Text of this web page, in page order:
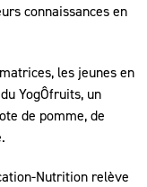
connaissances en
les jeunes en
YogÔfruits, un
de pomme, de
Nutrition relève